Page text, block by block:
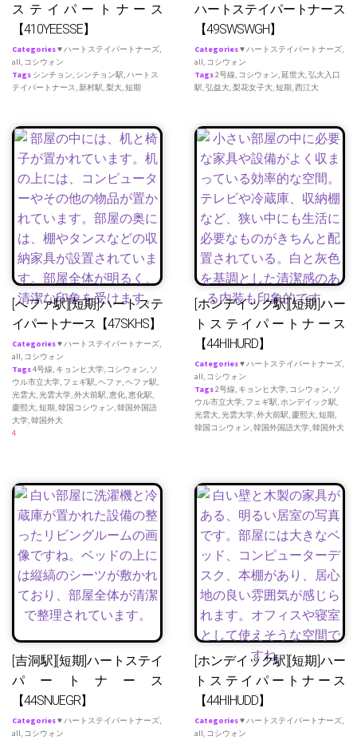
ステイパートナース
【410YEESSE】
Categories♥ ハートステイパートナーズ,
all, コシウォン
Tags シンチョン, シンチョン駅,ハートス
テイパートナース,新村駅,梨大,短期
ハートステイパートナース
【49SWSWGH】
Categories♥ ハートステイパートナーズ,
all, コシウォン
Tags2号線, コシウォン,延世大,弘大入口
駅,弘益大,梨花女子大,短期,西江大
[へファ駅][短期]ハートステ
イパートナース【47SKHS】
Categories♥ ハートステイパートナーズ,
all, コシウォン
Tags4号線, キョンヒ大学, コシウォン, ソ
ウル市立大学, フェギ駅,ヘファ,ヘファ駅,
光雲大,光雲大学,外大前駅,恵化,恵化駅,
慶熙大,短期,韓国コシウォン,韓国外国語
大学,韓国外大
4
[ホンデイック駅][短期]ハー
トステイパートナース
【44HIHURD】
Categories♥ ハートステイパートナーズ,
all, コシウォン
Tags2号線, キョンヒ大学, コシウォン, ソ
ウル市立大学, フェギ駅,ホンデイック駅,
光雲大,光雲大学,外大前駅, 慶熙大,短期,
韓国コシウォン,韓国外国語大学,韓国外大
[吉洞駅][短期]ハートステイ
パートナース
【44SNUEGR】
Categories♥ ハートステイパートナーズ,
all, コシウォン
[ホンデイック駅][短期]ハー
トステイパートナース
【44HIHUDD】
Categories♥ ハートステイパートナーズ,
all, コシウォン